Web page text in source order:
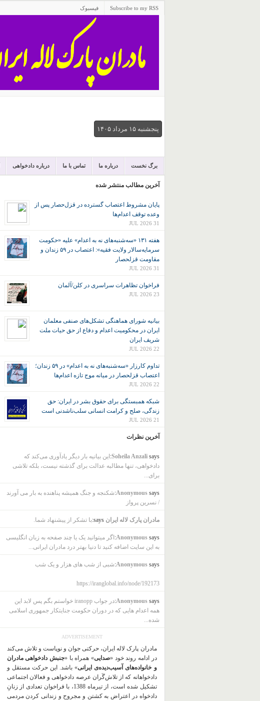
Subscribe to my RSS فیسبوک
پنجشنبه ۱۵ مرداد ۱۴۰۵
برگ نخست درباره ما تماس با ما درباره دادخواهی
آخرین مطالب منتشر شده
پایان مشروط اعتصاب گسترده در قزل‌حصار پس از
وعده توقف اعدام‌ها
31 JUL 2026
هفته ۱۳۱ «سه‌شنبه‌های نه به اعدام» علیه «حکومت
سرمایه‌سالار ولایت فقیه»: اعتصاب در ۵۹ زندان و
مقاومت قزلحصار
31 JUL 2026
فراخوان تظاهرات سراسری در کلن/آلمان
23 JUL 2026
بیانیه شورای هماهنگی تشکل‌های صنفی معلمان
ایران در محکومیت اعدام و دفاع از حق حیات ملت
شریف ایران
22 JUL 2026
تداوم کارزار «سه‌شنبه‌های نه به اعدام» در ۵۹ زندان؛
اعتصاب قزلحصار در میانه موج تازه اعدام‌ها
22 JUL 2026
شبکه همبستگی برای حقوق بشر در ایران: حق
زندگی، صلح و کرامت انسانی سلب‌ناشدنی است
21 JUL 2026
آخرین نظرات
Soheila Anzalisays:
این بیانیه بار دیگر یادآوری می‌کند که
دادخواهی، تنها مطالبه عدالت برای گذشته نیست، بلکه تلاشی
برای...
Anonymoussays:
شکنجه و جنگ همیشه پناهنده به بار می آورند
/ نسرین پرواز
مادران پارک لاله ایران says: با تشکر از پیشنهاد شما.
Anonymoussays:
اگر میتوانید یک یا چند صفحه به زبان انگلیسی
به این سایت اضافه کنید تا دنیا بهتر درد مادران ایرانی...
Anonymoussays: شبی از شب های هزار و یک شب
https://iranglobal.info/node/192173
Anonymoussays:
در جواب iranopp خواستم بگم پس لابد این
همه اعدام هایی که در دوران حکومت جنایتکار جمهوری اسلامی
شده...
ADVERTISEMENT
مادران پارک لاله ایران، حرکتی جوان و نوپاست و تلاش می‌کند
در ادامه روند خود «صدایی» همراه با «جنبش دادخواهی مادران
و خانواده‌های آسیب‌دیده‌ی ایرانی» باشد. این حرکت مستقل و
دادخواهانه که از تلاش‌گَران عرصه دادخواهی و فعالان اجتماعی
تشکیل شده است، از تیرماه 1388، با فراخوان تعدادی از زنانِ
دادخواه در اعتراض به کشتن و مجروح و زندانی کردن مردمی